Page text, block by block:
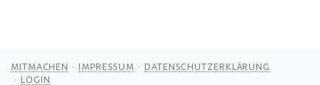
MITMACHEN IMPRESSUM
DATENSCHUTZERKLÄRUNG
LOGIN